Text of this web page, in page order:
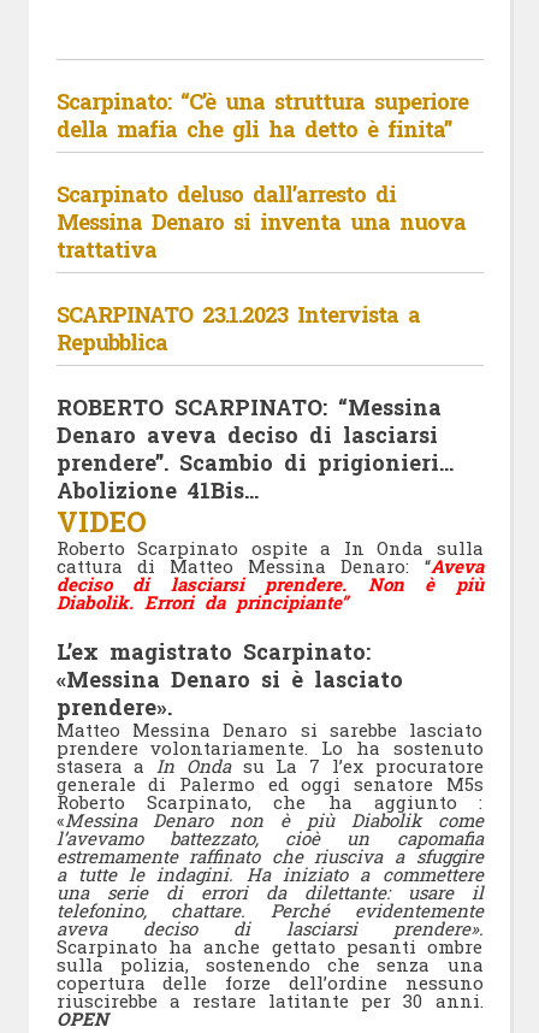
Scarpinato: “C’è una struttura superiore
della mafia che gli ha detto è finita”
Scarpinato deluso dall’arresto di
Messina Denaro si inventa una nuova
trattativa
SCARPINATO 23.1.2023 Intervista a
Repubblica
ROBERTO SCARPINATO: “Messina
Denaro aveva deciso di lasciarsi
prendere”. Scambio di prigionieri…
Abolizione 41Bis…
VIDEO
Roberto Scarpinato ospite a In Onda sulla
cattura di Matteo Messina Denaro: “Aveva
deciso di lasciarsi prendere. Non è più
Diabolik. Errori da principiante”
L’ex magistrato Scarpinato:
«Messina Denaro si è lasciato
prendere».
Matteo Messina Denaro si sarebbe lasciato
prendere volontariamente. Lo ha sostenuto
stasera a In Ondasu La 7 l’ex procuratore
generale di Palermo ed oggi senatore M5s
Roberto Scarpinato, che ha aggiunto :
«Messina Denaro non è più Diabolik come
l’avevamo battezzato, cioè un capomafia
estremamente raffinato che riusciva a sfuggire
a tutte le indagini. Ha iniziato a commettere
una serie di errori da dilettante: usare il
telefonino, chattare. Perché evidentemente
aveva deciso di lasciarsi prendere».
Scarpinato ha anche gettato pesanti ombre
sulla polizia, sostenendo che senza una
copertura delle forze dell’ordine nessuno
riuscirebbe a restare latitante per 30 anni.
OPEN